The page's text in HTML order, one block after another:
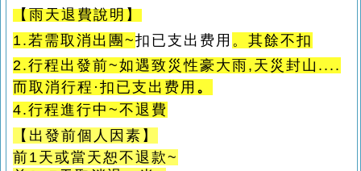
【雨天退費說明】
1.若需取消出團~扣 已支出费用 。其餘不扣
2.行程出發前~如遇致災性豪大雨,天災封山....
而取消行程·扣已支出费用 。
4.行程進行中~不退費
【 出發前個人因素 】
前1天或當天恕不退款~